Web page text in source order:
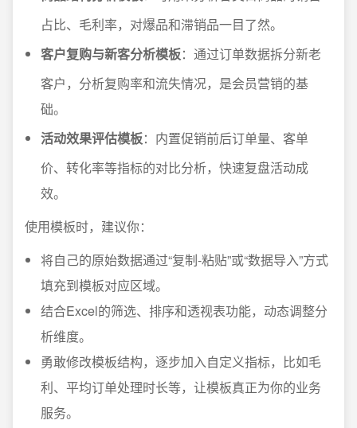
占比、毛利率，对爆品和滞销品一目了然。
客户复购与新客分析模板：通过订单数据拆分新老
客户，分析复购率和流失情况，是会员营销的基
础。
活动效果评估模板：内置促销前后订单量、客单
价、转化率等指标的对比分析，快速复盘活动成
效。
使用模板时，建议你：
将自己的原始数据通过“复制-粘贴”或“数据导入”方式
填充到模板对应区域。
结合Excel的筛选、排序和透视表功能，动态调整分
析维度。
勇敢修改模板结构，逐步加入自定义指标，比如毛
利、平均订单处理时长等，让模板真正为你的业务
服务。